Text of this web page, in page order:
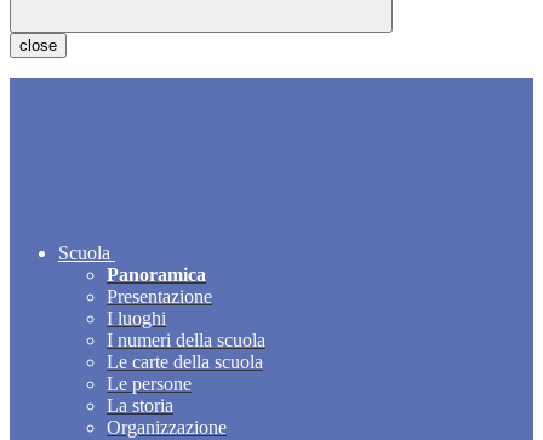
close
Scuola
Panoramica
Presentazione
I luoghi
I numeri della scuola
Le carte della scuola
Le persone
La storia
Organizzazione